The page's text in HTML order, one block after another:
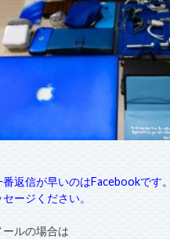
番返信が早いのはFacebookです
セージください。
ールの場合は